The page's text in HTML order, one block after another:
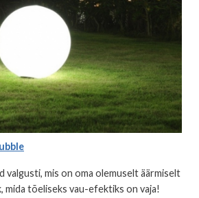
valgusti, mis on oma olemuselt äärmiselt
mida tõeliseks vau-efektiks on vaja!